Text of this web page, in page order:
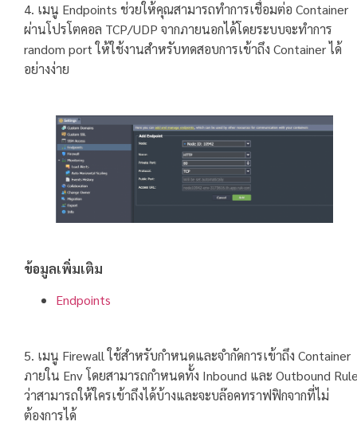
4. เมนู Endpoints ช่วยให้คุณสามารถทำการเชื่อมต่อ Container
ผ่านโปรโตคอล TCP/UDP จากภายนอกได้โดยระบบจะทำการ
random port ให้ใช้งานสำหรับทดสอบการเข้าถึง Container ได้
อย่างง่าย
ข้อมูลเพิ่มเติม
Endpoints
5. เมนู Firewall ใช้สำหรับกำหนดและจำกัดการเข้าถึง Container
ภายใน Env โดยสามารถกำหนดทั้ง Inbound และ Outbound
ว่าสามารถให้ใครเข้าถึงได้บ้างและจะบล๊อคทราฟฟิกจากที่ไม่
ต้องการได้